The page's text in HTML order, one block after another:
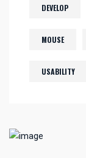
DEVELOP
MOUSE
USABILITY